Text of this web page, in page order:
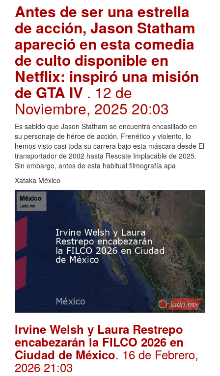
Antes de ser una estrella
de acción, Jason Statham
apareció en esta comedia
de culto disponible en
Netflix: inspiró una misión
de GTA IV . 12 de
Noviembre, 2025 20:03
Es sabido que Jason Statham se encuentra encasillado en
su personaje de héroe de acción. Frenético y violento, lo
hemos visto casi toda su carrera bajo esta máscara desde El
transportador de 2002 hasta Rescate Implacable de 2025.
Sin embargo, antes de esta habitual filmografía apa
Xataka México
Irvine Welsh y Laura Restrepo
encabezarán la FILCO 2026 en
Ciudad de México. 16 de Febrero,
2026 21:03